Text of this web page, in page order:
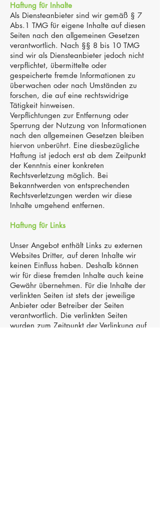
Haftung für Inhalte
Als Diensteanbieter sind wir gemäß § 7
Abs.1 TMG für eigene Inhalte auf diesen
Seiten nach den allgemeinen Gesetzen
verantwortlich. Nach §§ 8 bis 10 TMG
sind wir als Diensteanbieter jedoch nicht
verpflichtet, übermittelte oder
gespeicherte fremde Informationen zu
überwachen oder nach Umständen zu
forschen, die auf eine rechtswidrige
Tätigkeit hinweisen.
Verpflichtungen zur Entfernung oder
Sperrung der Nutzung von Informationen
nach den allgemeinen Gesetzen bleiben
hiervon unberührt. Eine diesbezügliche
Haftung ist jedoch erst ab dem Zeitpunkt
der Kenntnis einer konkreten
Rechtsverletzung möglich. Bei
Bekanntwerden von entsprechenden
Rechtsverletzungen werden wir diese
Inhalte umgehend entfernen.
Haftung für Links
Unser Angebot enthält Links zu externen
Websites Dritter, auf deren Inhalte wir
keinen Einfluss haben. Deshalb können
wir für diese fremden Inhalte auch keine
Gewähr übernehmen. Für die Inhalte der
verlinkten Seiten ist stets der jeweilige
Anbieter oder Betreiber der Seiten
verantwortlich. Die verlinkten Seiten
wurden zum Zeitpunkt der Verlinkung auf